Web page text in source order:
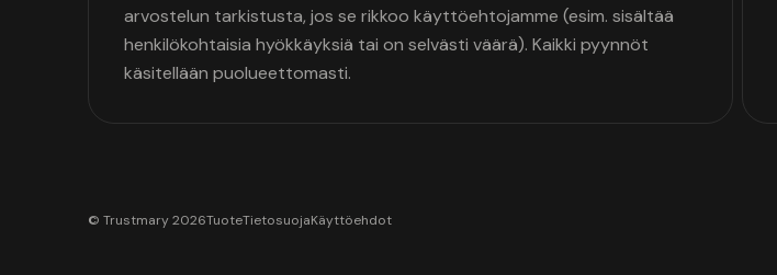
arvostelun tarkistusta, jos se rikkoo käyttöehtojamme (esim. sisältää
henkilökohtaisia hyökkäyksiä tai on selvästi väärä). Kaikki pyynnöt
käsitellään puolueettomasti.
© Trustmary 2026TuoteTietosuojaKäyttöehdot